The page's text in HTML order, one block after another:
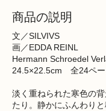
商品の説明
文／SILVIVS
画／EDDA REINL
Hermann Schroedel
24.5×22.5cm 全24ペ
淡く重ねられた寒色の
たり。静かにふんわり